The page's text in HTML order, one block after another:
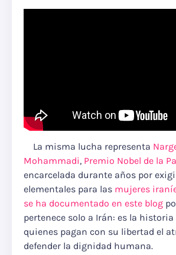
La misma lucha representa
Mohammadi, Premio Nobel de la
encarcelada durante años por
elementales para las mujeres
se ha documentado en este blog
pertenece solo a Irán: es la
quienes pagan con su libertad el
defender la dignidad humana.